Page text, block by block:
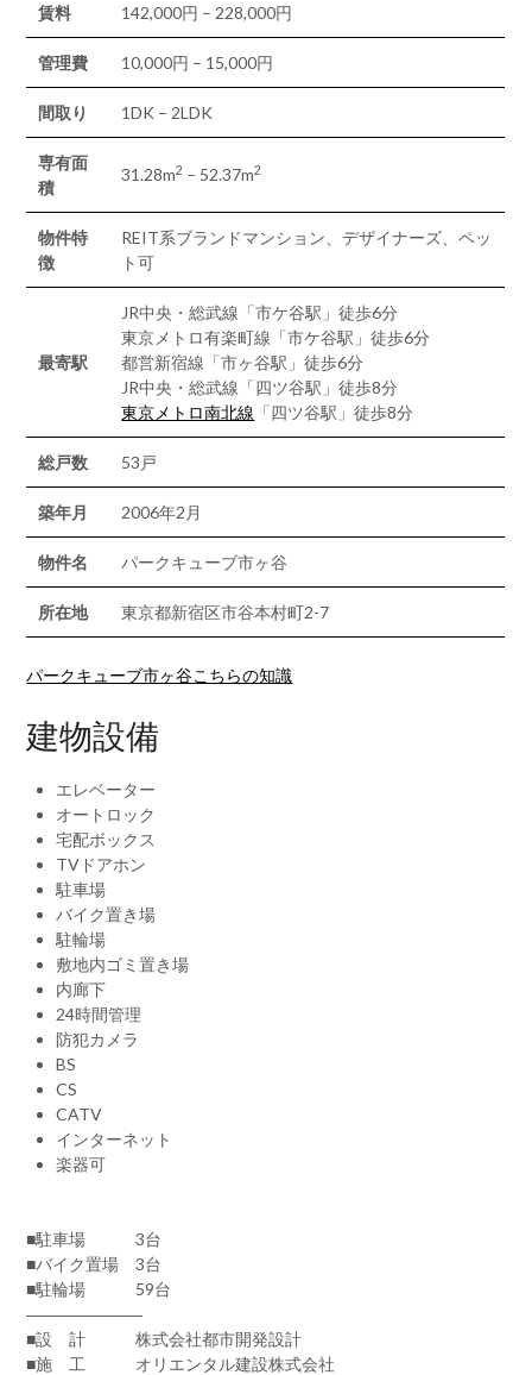
賃料 142,000円 – 228,000円
管理費 10,000円 – 15,000円
間取り 1DK – 2LDK
専有面
積
31.28m2 – 52.37m2
物件特
徴
REIT系ブランドマンション、デザイナーズ、ペッ
ト可
最寄駅
JR中央・総武線「市ケ谷駅」徒歩6分
東京メトロ有楽町線「市ケ谷駅」徒歩6分
都営新宿線「市ヶ谷駅」徒歩6分
JR中央・総武線「四ツ谷駅」徒歩8分
東京メトロ南北線 「四ツ谷駅」徒歩8分
総戸数 53戸
築年月 2006年2月
物件名 パークキューブ市ヶ谷
所在地 東京都新宿区市谷本村町2-7
パークキューブ市ヶ谷こちらの知識
建物設備
エレベーター
オートロック
宅配ボックス
TVドアホン
駐車場
バイク置き場
駐輪場
敷地内ゴミ置き場
内廊下
24時間管理
防犯カメラ
BS
CS
CATV
インターネット
楽器可
■駐車場 3台
■バイク置場 3台
■駐輪場 59台
―――――――
■設 計 株式会社都市開発設計
■施 工 オリエンタル建設株式会社